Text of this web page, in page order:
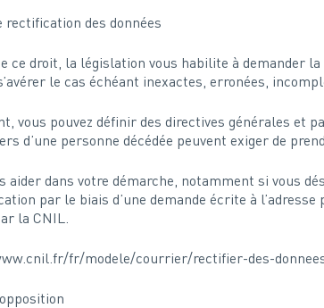
rectification des données
ce droit, la législation vous habilite à demander
le cas échéant inexactes, erronées,
vous pouvez définir des directives générales et
d’une personne décédée peuvent exiger de
aider dans votre démarche, notamment si vous
par le biais d’une demande écrite à
la CNIL.
fr/modele/courrier/rectifier-des-